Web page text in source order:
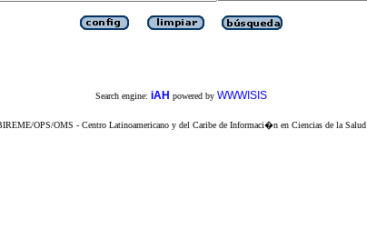
Search engine: iAH powered by WWWISIS
OPS/OMS - Centro Latinoamericano y del Caribe de Informaci�n en Ciencias de la Salud